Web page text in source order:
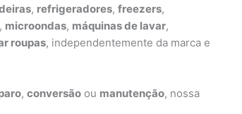
, refrigeradores,freezers,
, microondas, máquinas de lavar,
roupas, independentemente da marca e
,conversão ou manutenção, nossa